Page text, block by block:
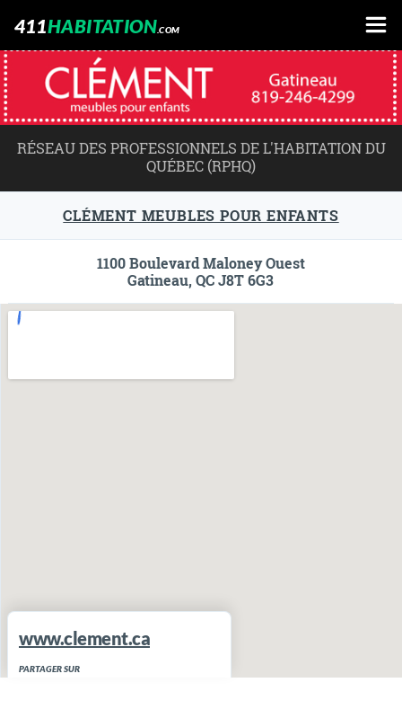
411HABITATION.COM
RÉSEAU DES PROFESSIONNELS DE L'HABITATION DU
QUÉBEC (RPHQ)
CLÉMENT MEUBLES POUR ENFANTS
1100 Boulevard Maloney Ouest
Gatineau, QC J8T 6G3
www.clement.ca
PARTAGER SUR